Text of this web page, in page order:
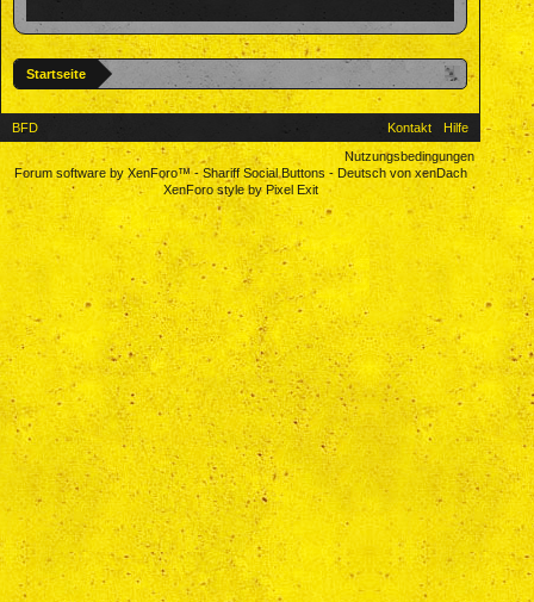
Startseite
BFD Kontakt
Hilfe
Nutzungsbedingungen
Forum software by XenForo™-Shariff Social Buttons- Deutsch von xenDach
XenForo style by Pixel Exit